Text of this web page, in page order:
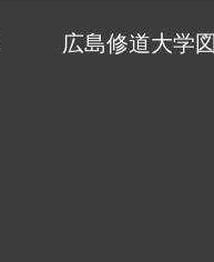
広島修道大学